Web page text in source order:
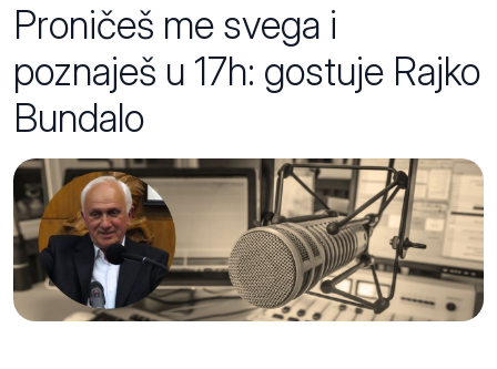
Proničeš me svega i
poznaješ u 17h: gostuje Rajko
Bundalo